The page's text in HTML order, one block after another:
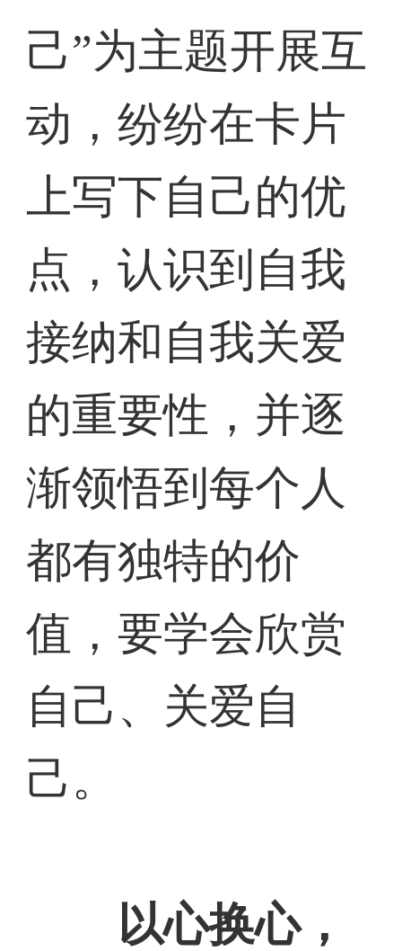
己”为主题开展互
动，纷纷在卡片
上写下自己的优
点，认识到自我
接纳和自我关爱
的重要性，并逐
渐领悟到每个人
都有独特的价
值，要学会欣赏
自己、关爱自
己。
以心换心，